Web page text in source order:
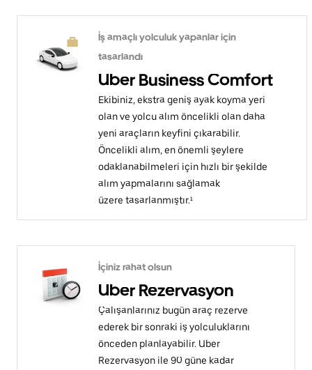
İş amaçlı yolculuk yapanlar için
tasarlandı
Uber Business Comfort
Ekibiniz, ekstra geniş ayak koyma yeri
olan ve yolcu alım öncelikli olan daha
yeni araçların keyfini çıkarabilir.
Öncelikli alım, en önemli şeylere
odaklanabilmeleri için hızlı bir şekilde
alım yapmalarını sağlamak
üzere tasarlanmıştır.¹
İçiniz rahat olsun
Uber Rezervasyon
Çalışanlarınız bugün araç rezerve
ederek bir sonraki iş yolculuklarını
önceden planlayabilir. Uber
Rezervasyon ile 90 güne kadar